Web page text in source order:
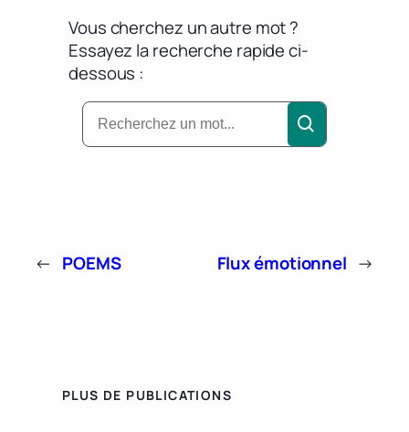
Vous cherchez un autre mot ?
Essayez la recherche rapide ci-
dessous :
← POEMS Flux émotionnel →
PLUS DE PUBLICATIONS